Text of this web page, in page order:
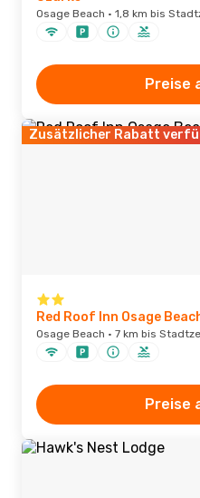
Osage Beach · 1,8 km bis
Preise
Zusätzlicher Rabatt
Red Roof Inn Osage
Osage Beach · 7 km bis
Preise